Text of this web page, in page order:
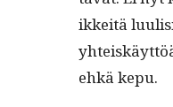
ikkeitä
ehkä kepu.